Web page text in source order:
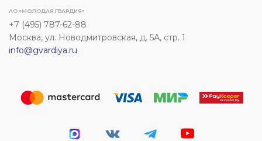
АО «МОЛОДАЯ ГВАРДИЯ»
+7 (495) 787-62-88
Москва, ул. Новодмитровская, д. 5А, стр. 1
info@gvardiya.ru